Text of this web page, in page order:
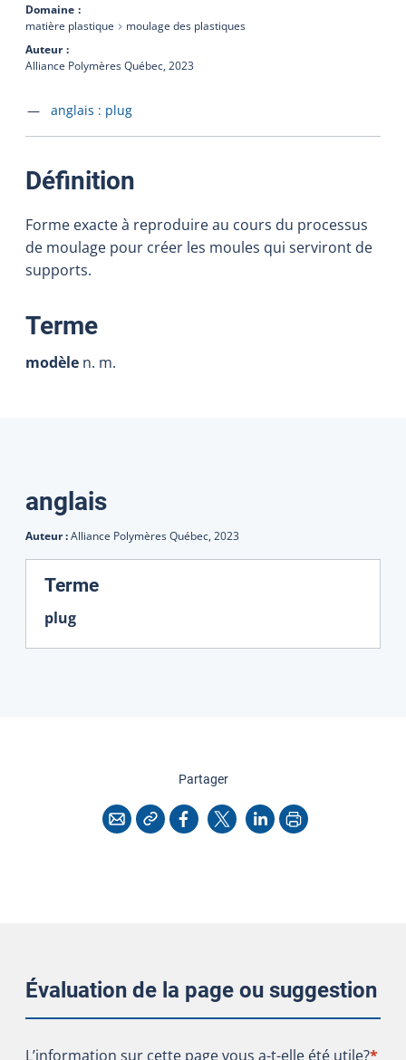
Domaine
matière plastique
moulage des plastiques
Auteur
Alliance Polymères Québec, 2023
Accéder à la fiche en
anglais : plug
Définition
Forme exacte à reproduire au cours du processus
de moulage pour créer les moules qui serviront de
supports.
Terme:
modèle n. m.
Traductions
anglais
Auteur :Alliance Polymères Québec, 2023
Terme:
plug
Partagercette page
CourrielCopier l'adresse
Facebook
X LinkedInImprimer
Évaluation de la page ou suggestion
L’information sur cette page vous a-t-elle été utile?
L’information sur cette page vous a-t-elle été utile?*